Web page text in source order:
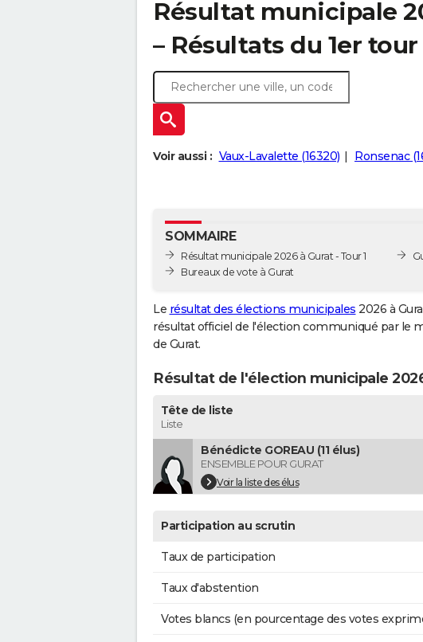
Résultat municipale
– Résultats du 1er
Voir aussi : Vaux-Lavalette (16320) Ronsenac
SOMMAIRE
Résultat municipale 2026 à Gurat - Tour 1
Bureaux de vote à Gurat
Le résultat des élections municipales 2026 à
résultat officiel de l'élection communiqué par le
de Gurat.
Résultat de l'élection municipale
Tête de liste
Liste
Bénédicte GOREAU (11 élus)
ENSEMBLE POUR GURAT
Voir la liste des élus
Participation au scrutin
Taux de participation
Taux d'abstention
Votes blancs (en pourcentage des votes